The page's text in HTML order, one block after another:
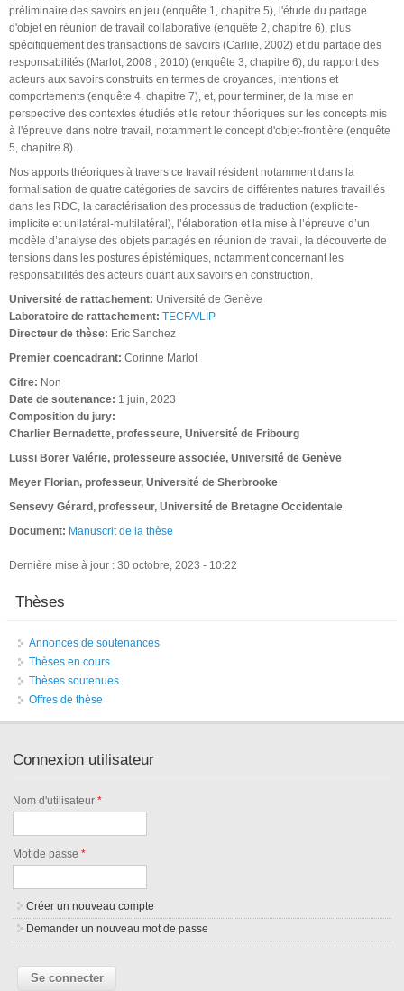
préliminaire des savoirs en jeu (enquête 1, chapitre 5), l'étude du partage
d'objet en réunion de travail collaborative (enquête 2, chapitre 6), plus
spécifiquement des transactions de savoirs (Carlile, 2002) et du partage des
responsabilités (Marlot, 2008 ; 2010) (enquête 3, chapitre 6), du rapport des
acteurs aux savoirs construits en termes de croyances, intentions et
comportements (enquête 4, chapitre 7), et, pour terminer, de la mise en
perspective des contextes étudiés et le retour théoriques sur les concepts mis
à l'épreuve dans notre travail, notamment le concept d'objet-frontière (enquête
5, chapitre 8).
Nos apports théoriques à travers ce travail résident notamment dans la
formalisation de quatre catégories de savoirs de différentes natures travaillés
dans les RDC, la caractérisation des processus de traduction (explicite-
implicite et unilatéral-multilatéral), l’élaboration et la mise à l’épreuve d’un
modèle d’analyse des objets partagés en réunion de travail, la découverte de
tensions dans les postures épistémiques, notamment concernant les
responsabilités des acteurs quant aux savoirs en construction.
Université de rattachement: Université de Genève
Laboratoire de rattachement: TECFA/LIP
Directeur de thèse: Eric Sanchez
Premier coencadrant: Corinne Marlot
Cifre: Non
Date de soutenance: 1 juin, 2023
Composition du jury:
Charlier Bernadette, professeure, Université de Fribourg
Lussi Borer Valérie, professeure associée, Université de Genève
Meyer Florian, professeur, Université de Sherbrooke
Sensevy Gérard, professeur, Université de Bretagne Occidentale
Document: Manuscrit de la thèse
Dernière mise à jour : 30 octobre, 2023 - 10:22
Thèses
Annonces de soutenances
Thèses en cours
Thèses soutenues
Offres de thèse
Connexion utilisateur
Nom d'utilisateur*
Mot de passe*
Créer un nouveau compte
Demander un nouveau mot de passe